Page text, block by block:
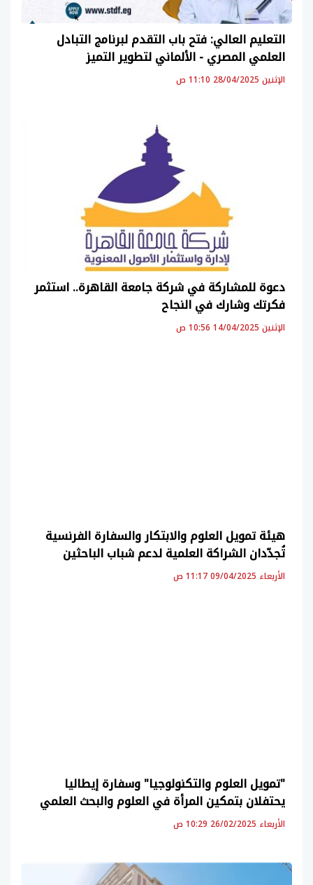
التعليم العالي: فتح باب التقدم لبرنامج التبادل
العلمي المصري - الألماني لتطوير التميز
الإثنين 28/04/2025 11:10 ص
دعوة للمشاركة في شركة جامعة القاهرة.. استثمر
فكرتك وشارك في النجاح
الإثنين 14/04/2025 10:56 ص
هيئة تمويل العلوم والابتكار والسفارة الفرنسية
تُجدّدان الشراكة العلمية لدعم شباب الباحثين
الأربعاء 09/04/2025 11:17 ص
"تمويل العلوم والتكنولوجيا" وسفارة إيطاليا
يحتفلان بتمكين المرأة في العلوم والبحث العلمي
الأربعاء 26/02/2025 10:29 ص